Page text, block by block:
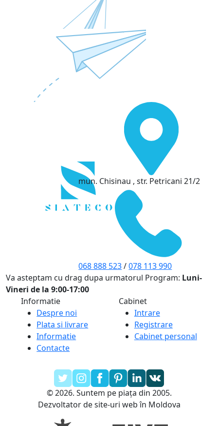
mun. Chisinau , str. Petricani 21/2
068 888 523/078 113 990
Va asteptam cu drag dupa urmatorul Program: Luni-
Vineri de la 9:00-17:00
Informatie
Despre noi
Plata si livrare
Informatie
Contacte
Cabinet
Intrare
Registrare
Cabinet personal
© 2026. Suntem pe piața din 2005.
Dezvoltator de site-uri web în Moldova